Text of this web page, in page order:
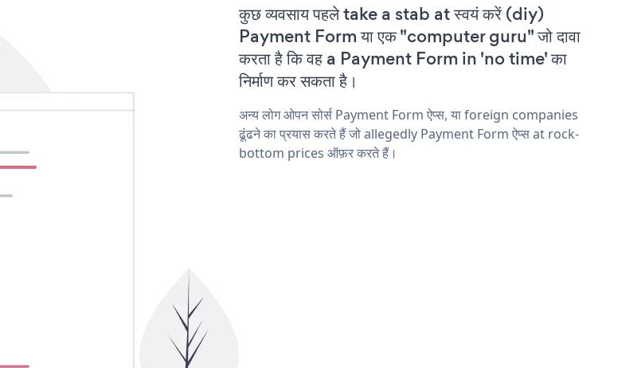
कुछ व्यवसाय पहले take a stab at स्वयं करें (diy)
Payment Form या एक "computer guru" जो दावा
करता है कि वह a Payment Form in 'no time' का
निर्माण कर सकता है।
अन्य लोग ओपन सोर्स Payment Form ऐप्स, या foreign companies
ढूंढने का प्रयास करते हैं जो allegedly Payment Form ऐप्स at rock-
bottom prices ऑफ़र करते हैं।